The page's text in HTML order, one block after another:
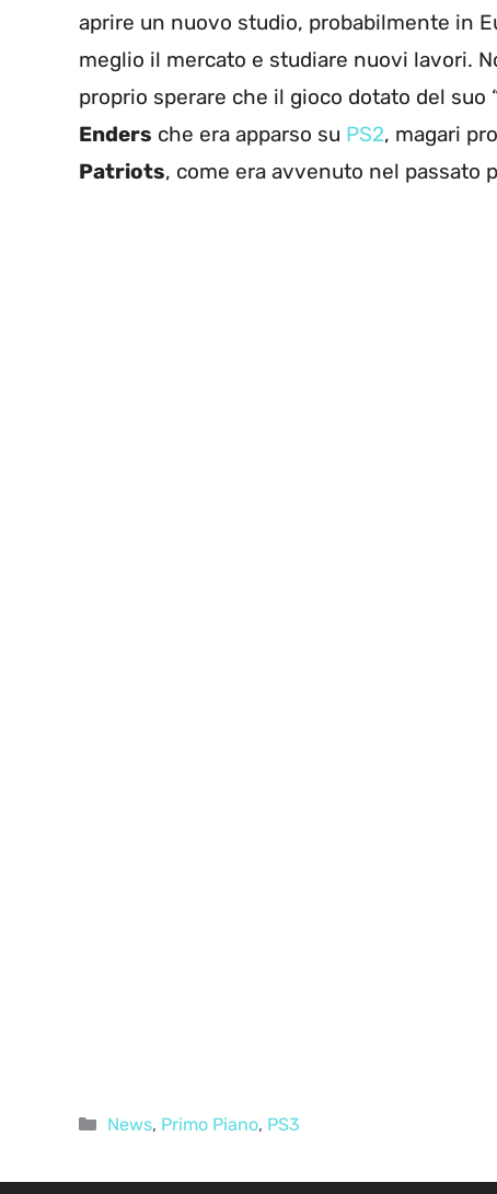
aprire un nuovo studio, probabilmente in
meglio il mercato e studiare nuovi lavori.
proprio sperare che il gioco dotato del suo
Enders che era apparso su PS2, magari
Patriots, come era avvenuto nel passato
Categorie
News, Primo Piano, PS3